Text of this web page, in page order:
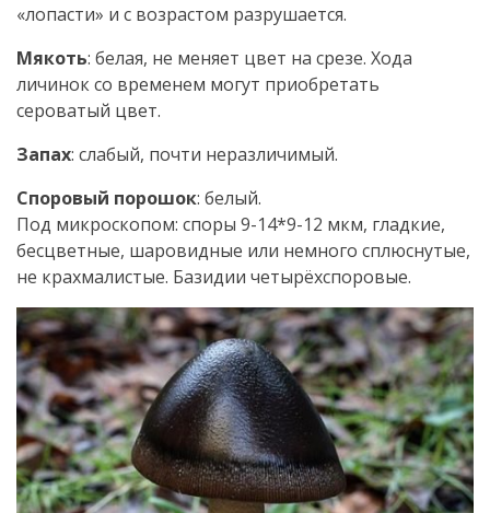
«лопасти» и с возрастом разрушается.
Мякоть: белая, не меняет цвет на срезе. Хода
личинок со временем могут приобретать
сероватый цвет.
Запах: слабый, почти неразличимый.
Споровый порошок: белый.
Под микроскопом: споры 9-14*9-12 мкм, гладкие,
бесцветные, шаровидные или немного сплюснутые,
не крахмалистые. Базидии четырёхспоровые.